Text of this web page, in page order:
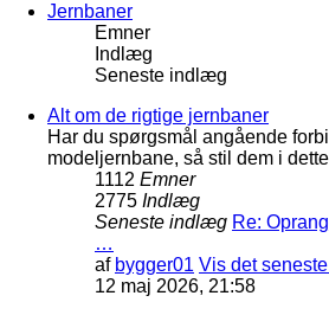
Jernbaner
Emner
Indlæg
Seneste indlæg
Alt om de rigtige jernbaner
Har du spørgsmål angående
modeljernbane, så stil dem i
1112 Emner
2775 Indlæg
Seneste indlæg Re:
…
af bygger01 Vis det
12 maj 2026, 21:58